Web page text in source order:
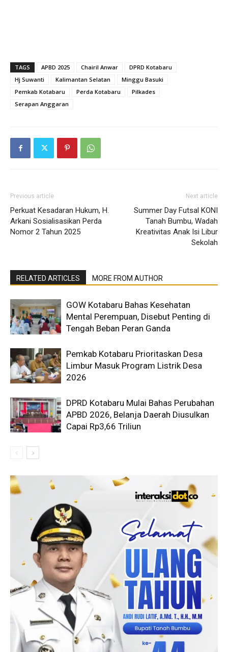
TAGS APBD 2025 Chairil Anwar
DPRD Kotabaru
Hj Suwanti
Kalimantan Selatan
Minggu Basuki
Pemkab Kotabaru
Perda Kotabaru
Pilkades
Serapan Anggaran
Previous article
Perkuat Kesadaran Hukum, H.
Arkani Sosialisasikan Perda
Nomor 2 Tahun 2025
Next article
Summer Day Futsal KONI
Tanah Bumbu, Wadah
Kreativitas Anak Isi Libur
Sekolah
RELATED ARTICLES MORE FROM AUTHOR
GOW Kotabaru Bahas Kesehatan
Mental Perempuan, Disebut Penting di
Tengah Beban Peran Ganda
Pemkab Kotabaru Prioritaskan Desa
Limbur Masuk Program Listrik Desa
2026
DPRD Kotabaru Mulai Bahas Perubahan
APBD 2026, Belanja Daerah Diusulkan
Capai Rp3,66 Triliun